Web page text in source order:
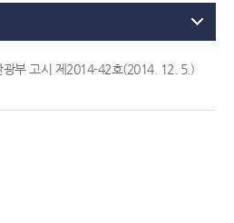
부 고시 제2014-42호(2014. 12. 5.)